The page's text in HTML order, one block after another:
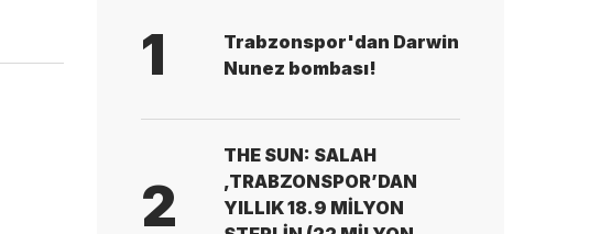
1
Trabzonspor'dan Darwin
Nunez bombası!
2
THE SUN: SALAH
,TRABZONSPOR’DAN
YILLIK 18.9 MİLYON